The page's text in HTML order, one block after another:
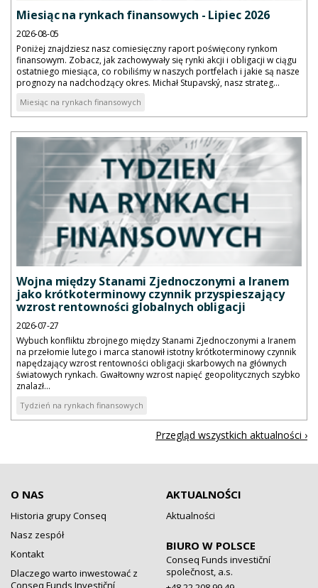
Miesiąc na rynkach finansowych - Lipiec 2026
2026-08-05
Poniżej znajdziesz nasz comiesięczny raport poświęcony rynkom
finansowym. Zobacz, jak zachowywały się rynki akcji i obligacji w ciągu
ostatniego miesiąca, co robiliśmy w naszych portfelach i jakie są nasze
prognozy na nadchodzący okres. Michał Stupavský, nasz strateg...
Miesiąc na rynkach finansowych
Wojna między Stanami Zjednoczonymi a Iranem
jako krótkoterminowy czynnik przyspieszający
wzrost rentowności globalnych obligacji
2026-07-27
Wybuch konfliktu zbrojnego między Stanami Zjednoczonymi a Iranem
na przełomie lutego i marca stanowił istotny krótkoterminowy czynnik
napędzający wzrost rentowności obligacji skarbowych na głównych
światowych rynkach. Gwałtowny wzrost napięć geopolitycznych szybko
znalazł...
Tydzień na rynkach finansowych
Przegląd wszystkich aktualności ›
O NAS
Historia grupy Conseq
Nasz zespół
Kontakt
Dlaczego warto inwestować z
AKTUALNOŚCI
Aktualności
BIURO W POLSCE
Conseq Funds investiční
společnost, a.s.